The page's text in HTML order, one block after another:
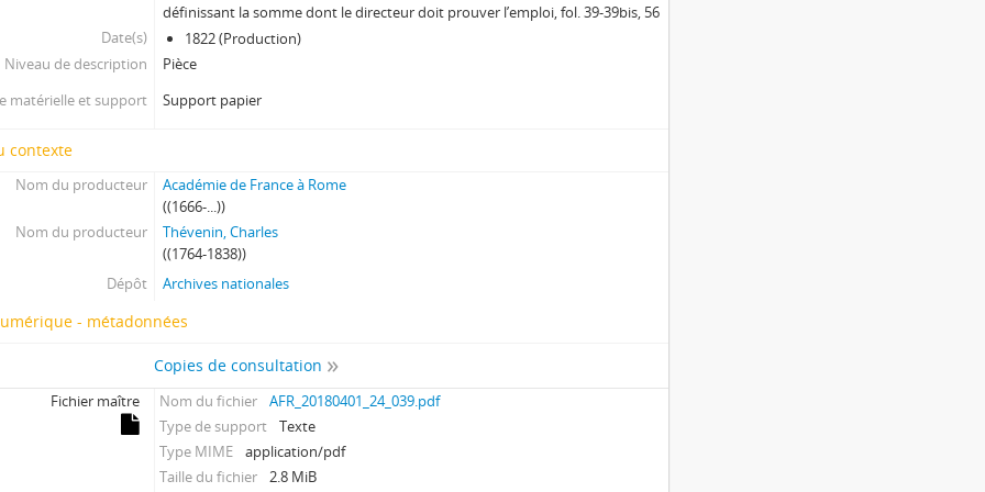
définissant la somme dont le directeur doit prouver l’emploi, fol. 39-39bis, 56
Date(s)
1822 (Production)
Niveau de description
Pièce
matérielle et support
Support papier
contexte
Nom du producteur
Académie de France à Rome
((1666-...))
Nom du producteur
Thévenin, Charles
((1764-1838))
Dépôt
Archives nationales
- métadonnées
Copies de consultation
Fichier maître Nom du fichier
AFR_20180401_24_039.pdf
Type de support
Texte
Type MIME
application/pdf
Taille du fichier
2.8 MiB